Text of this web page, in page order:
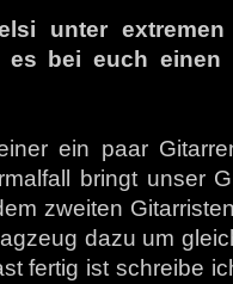
unter
es bei euch
ein paar
bringt unser
zweiten
dazu um
fertig ist schreibe